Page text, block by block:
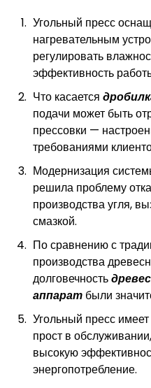
Угольный пресс
нагревательным
регулировать
эффективность
Что касается
подачи может быть
прессовки —
требованиями
Модернизация
решила проблему
производства угля,
смазкой.
По сравнению с
производства
долговечность
аппарат были
Угольный пресс
прост в
высокую
энергопотребление.